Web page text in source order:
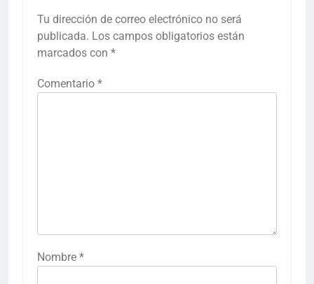
Tu dirección de correo electrónico no será
publicada. Los campos obligatorios están
marcados con *
Comentario *
Nombre *